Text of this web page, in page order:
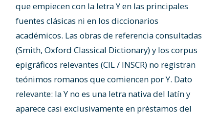
que empiecen con la letra Y en las principales
fuentes clásicas ni en los diccionarios
académicos. Las obras de referencia consultadas
(Smith, Oxford Classical Dictionary) y los corpus
epigráficos relevantes (CIL / INSCR) no registran
teónimos romanos que comiencen por Y. Dato
relevante: la Y no es una letra nativa del latín y
aparece casi exclusivamente en préstamos del